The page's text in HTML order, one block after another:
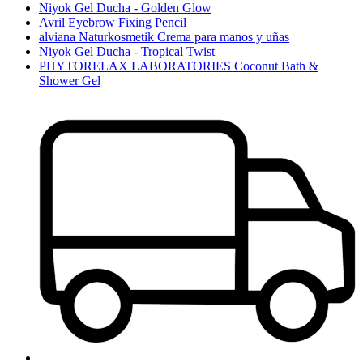
Niyok Gel Ducha - Golden Glow
Avril Eyebrow Fixing Pencil
alviana Naturkosmetik Crema para manos y uñas
Niyok Gel Ducha - Tropical Twist
PHYTORELAX LABORATORIES Coconut Bath &
Shower Gel